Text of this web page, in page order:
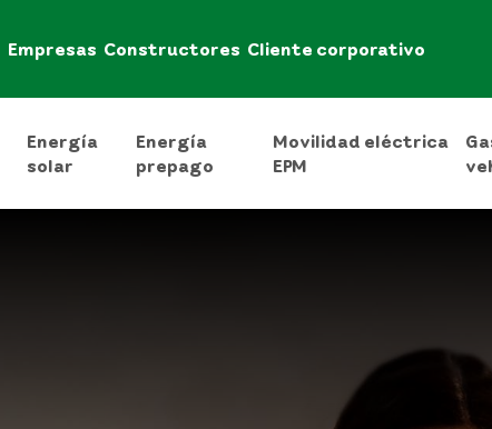
Empresas Constructores Cliente corporativo
Energía
solar
Energía
prepago
Movilidad eléctrica
EPM